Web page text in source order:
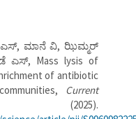
ಮಾನೆ ವಿ, ಝಿಮ್ಮರ್
ಎಸ್, Mass lysis of
of antibiotic
Current